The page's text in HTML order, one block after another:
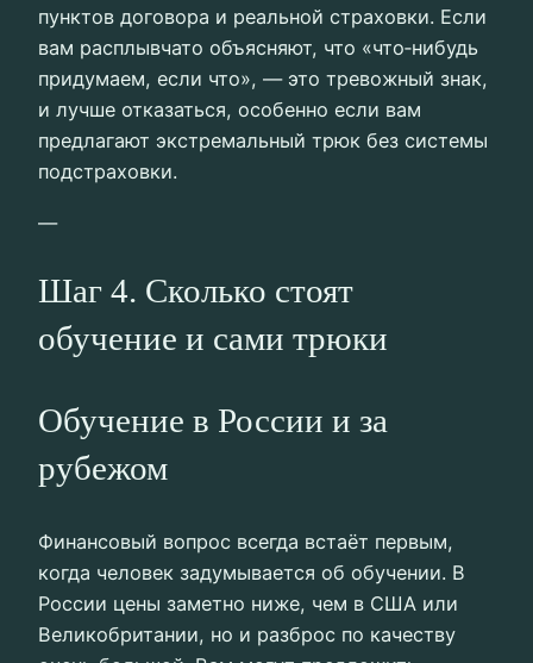
пунктов договора и реальной страховки. Если
вам расплывчато объясняют, что «что‑нибудь
придумаем, если что», — это тревожный знак,
и лучше отказаться, особенно если вам
предлагают экстремальный трюк без системы
подстраховки.
—
Шаг 4. Сколько стоят
обучение и сами трюки
Обучение в России и за
рубежом
Финансовый вопрос всегда встаёт первым,
когда человек задумывается об обучении. В
России цены заметно ниже, чем в США или
Великобритании, но и разброс по качеству